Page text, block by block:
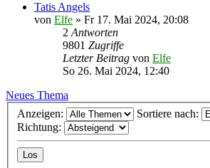
Tatis Angels
von Elfe » Fr 17. Mai 2024, 20:08
2 Antworten
9801 Zugriffe
Letzter Beitrag von Elfe
So 26. Mai 2024, 12:40
Neues Thema
Anzeigen:
Sortiere nach:
Richtung: